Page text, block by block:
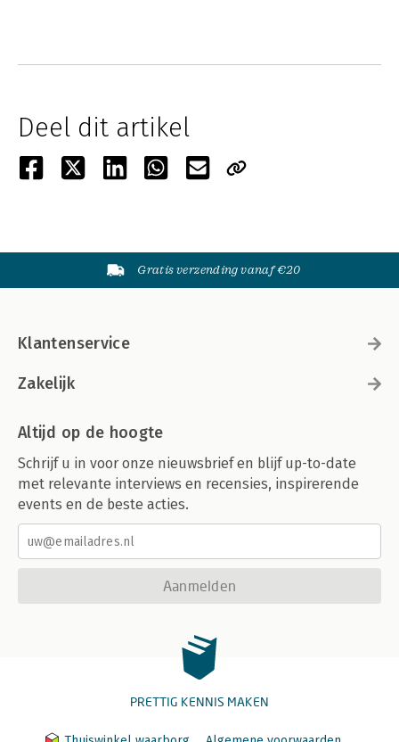
Deel dit artikel
Gratis verzending vanaf €20
Klantenservice
Zakelijk
Altijd op de hoogte
Schrijf u in voor onze nieuwsbrief en blijf up-to-date
met relevante interviews en recensies, inspirerende
events en de beste acties.
Aanmelden
PRETTIG KENNIS MAKEN